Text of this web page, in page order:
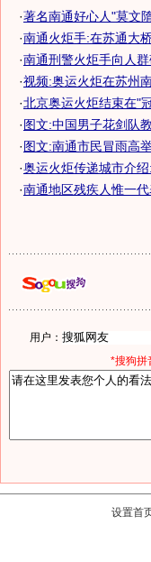
·著名南通好心人"莫文
·南通火炬手:在苏通大
·南通刑警火炬手向人群
·视频:奥运火炬在苏州
·北京奥运火炬结束在"
·图文:中国男子花剑队
·图文:南通市民冒雨高
·奥运火炬传递城市介
·南通地区残疾人惟一代
用户：
*搜狗拼
设置首